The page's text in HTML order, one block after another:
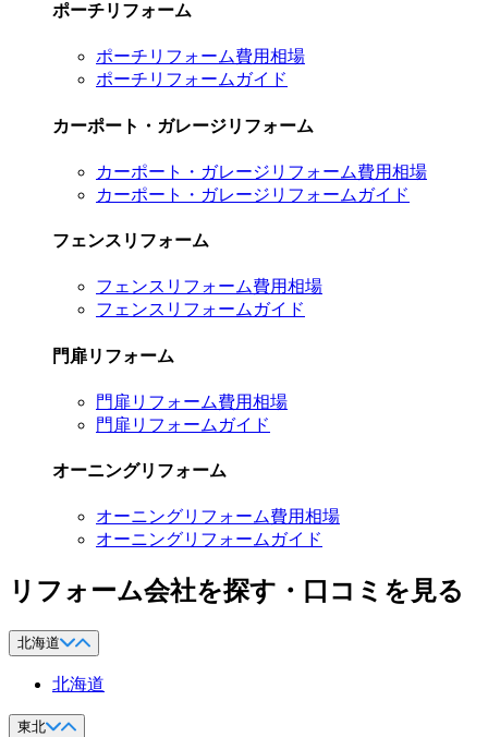
ポーチリフォーム
ポーチリフォーム費用相場
ポーチリフォームガイド
カーポート・ガレージリフォーム
カーポート・ガレージリフォーム費用相場
カーポート・ガレージリフォームガイド
フェンスリフォーム
フェンスリフォーム費用相場
フェンスリフォームガイド
門扉リフォーム
門扉リフォーム費用相場
門扉リフォームガイド
オーニングリフォーム
オーニングリフォーム費用相場
オーニングリフォームガイド
リフォーム会社を探す・口コミを見る
北海道
北海道
東北